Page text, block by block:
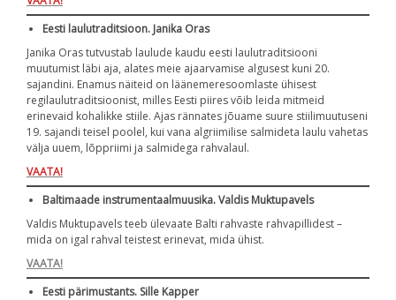
Eesti laulutraditsioon. Janika Oras
Janika Oras tutvustab laulude kaudu eesti laulutraditsiooni
muutumist läbi aja, alates meie ajaarvamise algusest kuni 20.
sajandini. Enamus näiteid on läänemeresoomlaste ühisest
regilaulutraditsioonist, milles Eesti piires võib leida mitmeid
erinevaid kohalikke stiile. Ajas rännates jõuame suure stiilimuutuseni
19. sajandi teisel poolel, kui vana algriimilise salmideta laulu vahetas
välja uuem, lõppriimi ja salmidega rahvalaul.
VAATA!
Baltimaade instrumentaalmuusika. Valdis Muktupavels
Valdis Muktupavels teeb ülevaate Balti rahvaste rahvapillidest –
mida on igal rahval teistest erinevat, mida ühist.
VAATA!
Eesti pärimustants. Sille Kapper